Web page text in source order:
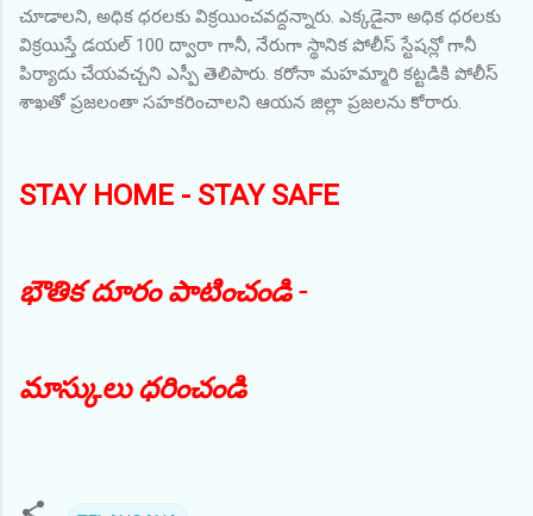
చూడాలని, అధిక ధరలకు విక్రయించవద్దన్నారు. ఎక్కడైనా అధిక ధరలకు
విక్రయిస్తే డయల్ 100 ద్వారా గానీ, నేరుగా స్థానిక పోలీస్ స్టేషన్లో గానీ
పిర్యాదు చేయవచ్చని ఎస్పీ తెలిపారు. కరోనా మహమ్మారి కట్టడికి పోలీస్
శాఖతో ప్రజలంతా సహకరించాలని ఆయన జిల్లా ప్రజలను కోరారు.
STAY HOME - STAY SAFE
భౌతిక దూరం పాటించండి -
మాస్కులు ధరించండి